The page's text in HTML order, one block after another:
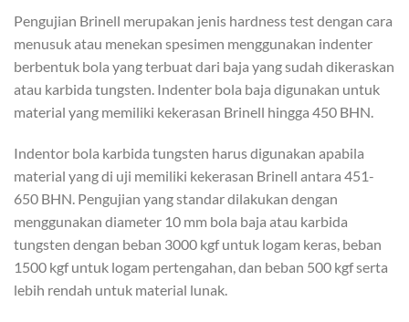
Pengujian Brinell merupakan jenis hardness test dengan cara
menusuk atau menekan spesimen menggunakan indenter
berbentuk bola yang terbuat dari baja yang sudah dikeraskan
atau karbida tungsten. Indenter bola baja digunakan untuk
material yang memiliki kekerasan Brinell hingga 450 BHN.
Indentor bola karbida tungsten harus digunakan apabila
material yang di uji memiliki kekerasan Brinell antara 451-
650 BHN. Pengujian yang standar dilakukan dengan
menggunakan diameter 10 mm bola baja atau karbida
tungsten dengan beban 3000 kgf untuk logam keras, beban
1500 kgf untuk logam pertengahan, dan beban 500 kgf serta
lebih rendah untuk material lunak.